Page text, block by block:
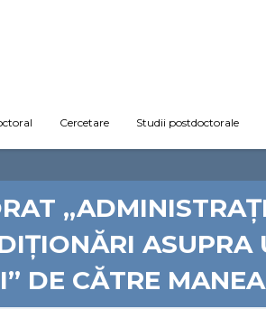
Cercetare Studii postdoctorale
DE CĂTRE